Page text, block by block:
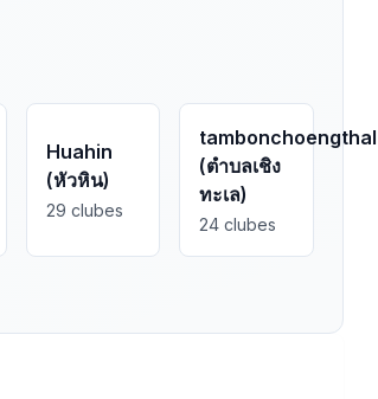
Huahin
(หัวหิน)
29 clubes
(ตำบลเชิง
ทะเล)
24 clubes